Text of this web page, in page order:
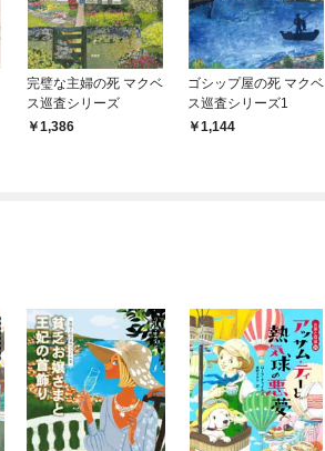
完璧な主婦の死 マクベ
ス巡査シリーズ
1,386
ゴシップ屋の死 マクベ
ス巡査シリーズ1
1,144